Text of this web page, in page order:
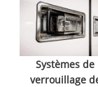
Systèmes de
verrouillage